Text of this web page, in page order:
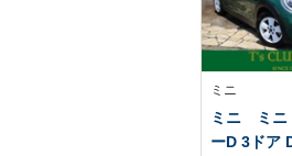
ミニ
ミニ ミ
ーD 3ドア